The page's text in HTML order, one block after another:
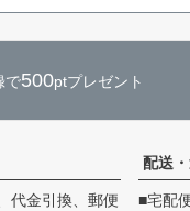
で500ptプレゼント
代金引換、郵便
配送
■宅配